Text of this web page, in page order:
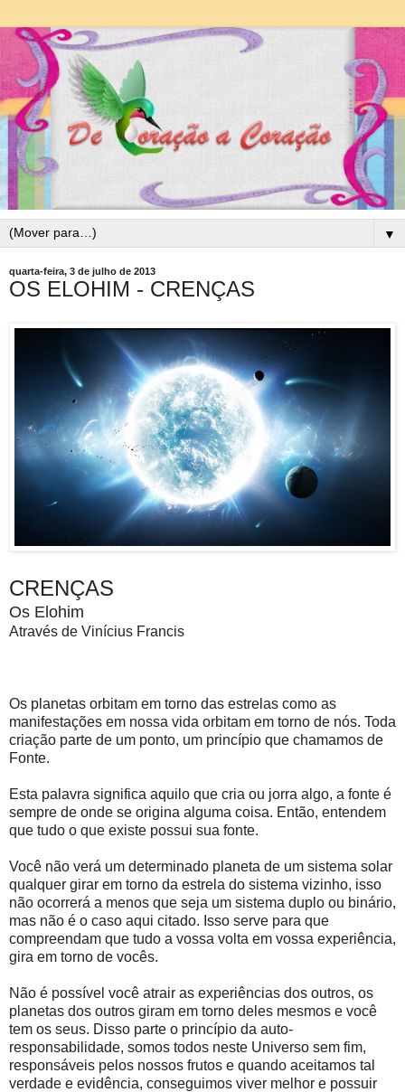
▼
quarta-feira, 3 de julho de 2013
OS ELOHIM - CRENÇAS
CRENÇAS
Os Elohim
Através de Vinícius Francis
Os planetas orbitam em torno das estrelas como as
manifestações em nossa vida orbitam em torno de nós. Toda
criação parte de um ponto, um princípio que chamamos de
Fonte.
Esta palavra significa aquilo que cria ou jorra algo, a fonte é
sempre de onde se origina alguma coisa. Então, entendem
que tudo o que existe possui sua fonte.
Você não verá um determinado planeta de um sistema solar
qualquer girar em torno da estrela do sistema vizinho, isso
não ocorrerá a menos que seja um sistema duplo ou binário,
mas não é o caso aqui citado. Isso serve para que
compreendam que tudo a vossa volta em vossa experiência,
gira em torno de vocês.
Não é possível você atrair as experiências dos outros, os
planetas dos outros giram em torno deles mesmos e você
tem os seus. Disso parte o princípio da auto-
responsabilidade, somos todos neste Universo sem fim,
responsáveis pelos nossos frutos e quando aceitamos tal
verdade e evidência, conseguimos viver melhor e possuir